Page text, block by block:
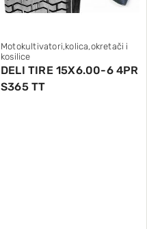
Motokultivatori,kolica,okretači i
kosilice
DELI TIRE 15X6.00-6 4PR
S365 TT